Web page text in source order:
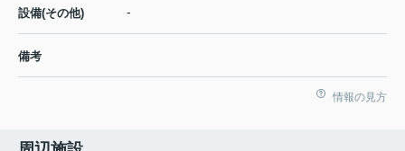
設備(その他) -
備考
情報の見方